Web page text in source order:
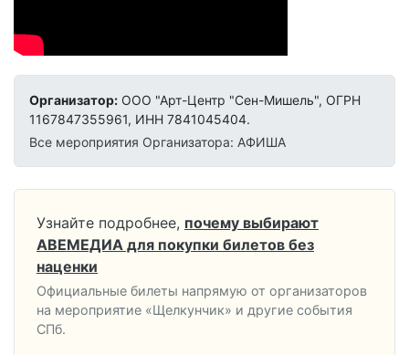
Организатор: ООО "Арт-Центр "Сен-Мишель", ОГРН
1167847355961, ИНН 7841045404.
Все мероприятия Организатора: АФИША
Узнайте подробнее, почему выбирают
АВЕМЕДИА для покупки билетов без
наценки
Официальные билеты напрямую от организаторов
на мероприятие «Щелкунчик» и другие события
СПб.